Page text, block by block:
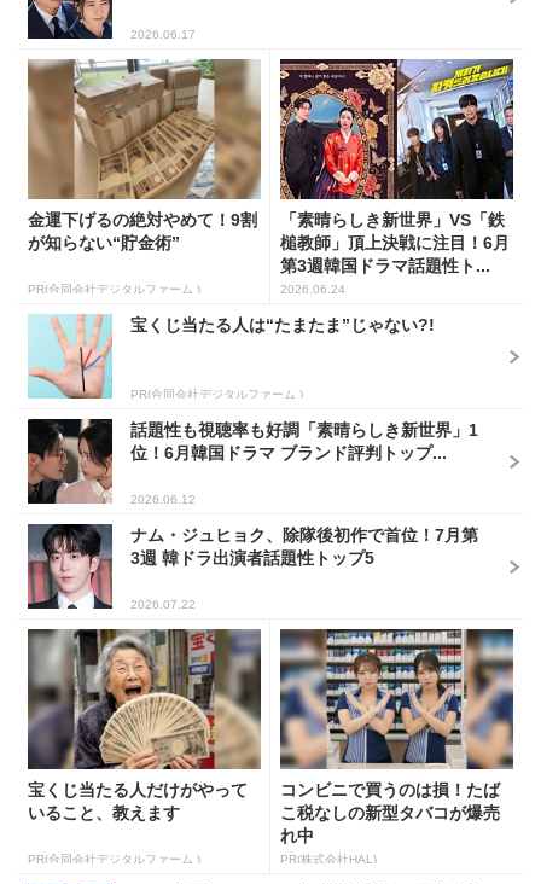
2026.06.17
金運下げるの絶対やめて！9割
が知らない“貯金術”
PR(合同会社デジタルファーム )
「素晴らしき新世界」VS「鉄
槌教師」頂上決戦に注目！6月
第3週韓国ドラマ話題性ト...
2026.06.24
宝くじ当たる人は“たまたま”じゃない?!
PR(合同会社デジタルファーム )
話題性も視聴率も好調「素晴らしき新世界」1
位！6月韓国ドラマ ブランド評判トップ...
2026.06.12
ナム・ジュヒョク、除隊後初作で首位！7月第
3週 韓ドラ出演者話題性トップ5
2026.07.22
宝くじ当たる人だけがやって
いること、教えます
PR(合同会社デジタルファーム )
コンビニで買うのは損！たば
こ税なしの新型タバコが爆売
れ中
PR(株式会社HAL)